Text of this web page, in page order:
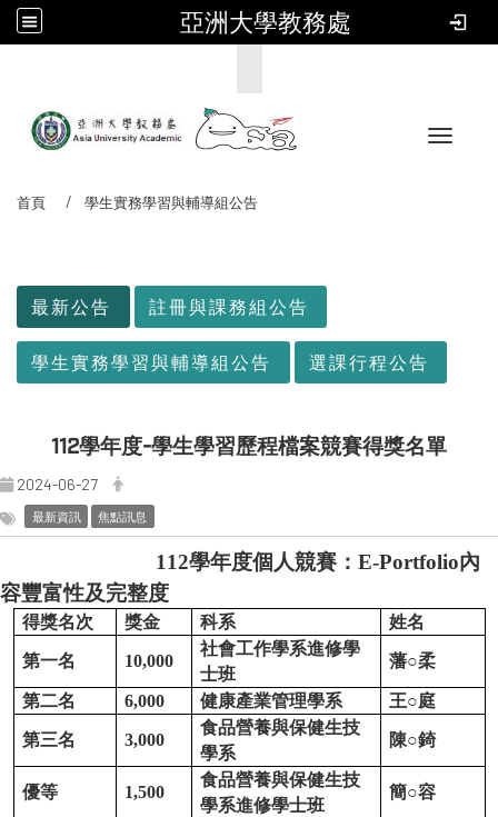
亞洲大學教務處
Toggle
首頁 學生實務學習與輔導組公告
最新公告 註冊與課務組公告
學生實務學習與輔導組公告 選課行程公告
112學年度-學生學習歷程檔案競賽得獎名單
2024-06-27
最新資訊 焦點訊息
112學年度個人競賽：E-Portfolio內
容豐富性及完整度
得獎名次 獎金 科系 姓名
第一名 10,000
社會工作學系進修學
士班
藩○柔
第二名 6,000 健康產業管理學系 王○庭
第三名 3,000
食品營養與保健生技
學系
陳○錡
優等 1,500
食品營養與保健生技
學系進修學士班
簡○容